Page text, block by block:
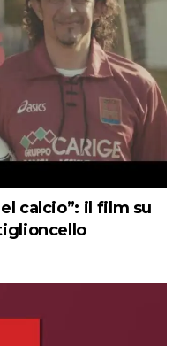
calcio”: il film su